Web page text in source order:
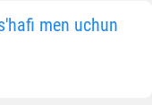
men uchun